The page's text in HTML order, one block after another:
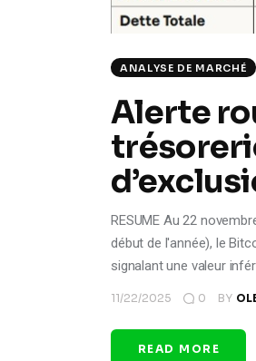
ANALYSE DE MARCHÉ
Alerte
RESUME Au 22
début de l'année), le
signalant une valeur
11/22/2025 0 BY
READ MORE